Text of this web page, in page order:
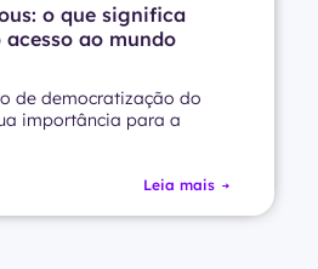
o que significa
ao mundo
de democratização do
importância para a
Leia mais